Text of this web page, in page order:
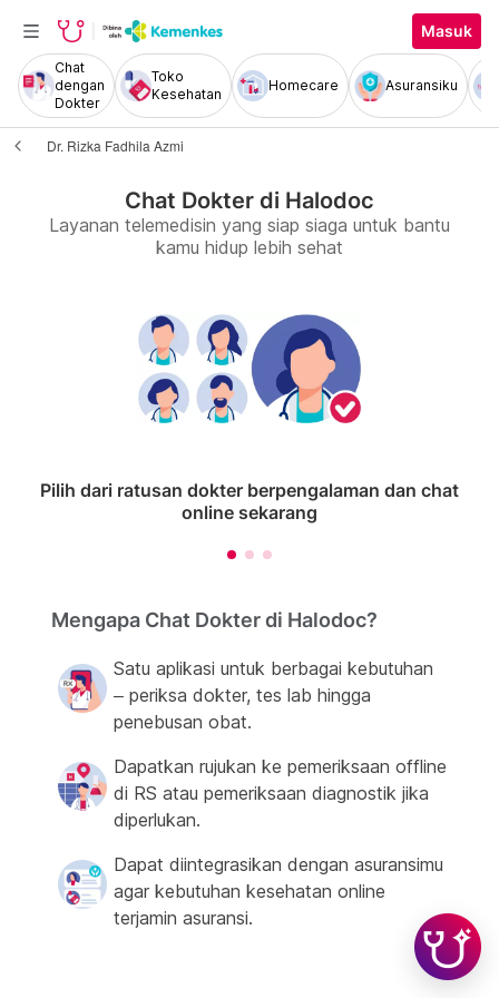
Masuk
Chat
dengan
Dokter
Toko
Kesehatan
Homecare Asuransiku
Dr. Rizka Fadhila Azmi
Chat Dokter di Halodoc
Layanan telemedisin yang siap siaga untuk bantu
kamu hidup lebih sehat
Pilih dari ratusan dokter berpengalaman dan chat
online sekarang
Mengapa Chat Dokter di Halodoc?
Satu aplikasi untuk berbagai kebutuhan
– periksa dokter, tes lab hingga
penebusan obat.
Dapatkan rujukan ke pemeriksaan offline
di RS atau pemeriksaan diagnostik jika
diperlukan.
Dapat diintegrasikan dengan asuransimu
agar kebutuhan kesehatan online
terjamin asuransi.